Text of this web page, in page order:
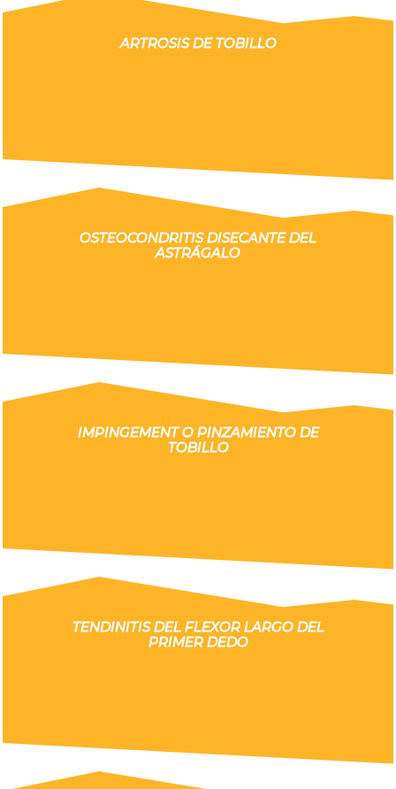
ARTROSIS DE TOBILLO
OSTEOCONDRITIS DISECANTE DEL
ASTRÁGALO
IMPINGEMENT O PINZAMIENTO DE
TOBILLO
TENDINITIS DEL FLEXOR LARGO DEL
PRIMER DEDO